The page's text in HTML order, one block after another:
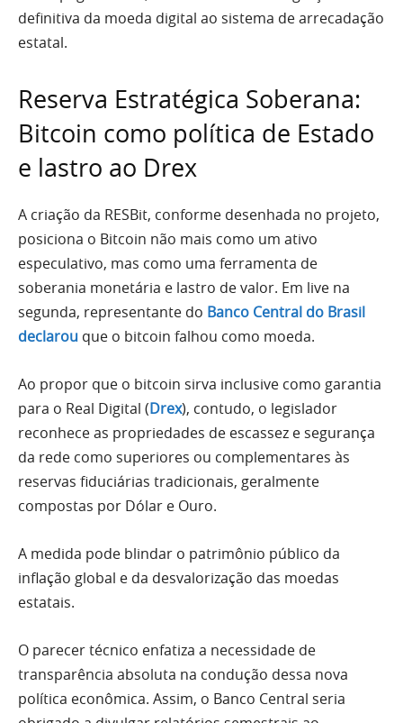
definitiva da moeda digital ao sistema de arrecadação
estatal.
Reserva Estratégica Soberana:
Bitcoin como política de Estado
e lastro ao Drex
A criação da RESBit, conforme desenhada no projeto,
posiciona o Bitcoin não mais como um ativo
especulativo, mas como uma ferramenta de
soberania monetária e lastro de valor. Em live na
segunda, representante do Banco Central do Brasil
declarou que o bitcoin falhou como moeda.
Ao propor que o bitcoin sirva inclusive como garantia
para o Real Digital (Drex), contudo, o legislador
reconhece as propriedades de escassez e segurança
da rede como superiores ou complementares às
reservas fiduciárias tradicionais, geralmente
compostas por Dólar e Ouro.
A medida pode blindar o patrimônio público da
inflação global e da desvalorização das moedas
estatais.
O parecer técnico enfatiza a necessidade de
transparência absoluta na condução dessa nova
política econômica. Assim, o Banco Central seria